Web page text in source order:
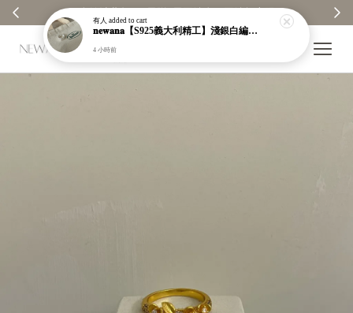
饋金｜回饋無上限 ✨ 【分享購物評價💬】贈$30元購
有人 added to cart
𝐧𝐞𝐰𝐚𝐧𝐚【S925義大利精工】淺銀白編織紋寬版戒指｜粗戒指｜顯白｜開口戒｜現貨＋預購【n919】
4 小時前